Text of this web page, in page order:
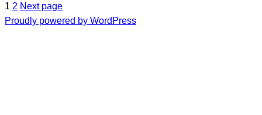
วัน
Posts
Page
1 Page
2 Next page
Proudly powered by WordPress